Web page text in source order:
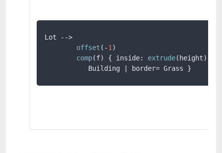
Lot -->
offset (-1 )
comp(f) { inside: extrude(height)
           Building | border= Grass }